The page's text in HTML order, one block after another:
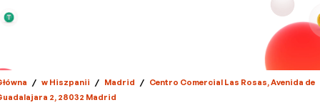
/ w Hiszpanii / Madrid / Centro Comercial Las Rosas, Avenida de
2, 28032 Madrid